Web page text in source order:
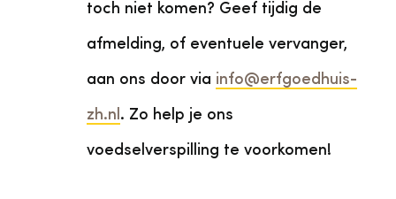
toch niet komen? Geef tijdig de
afmelding, of eventuele vervanger,
aan ons door via info@erfgoedhuis-
zh.nl . Zo help je ons
voedselverspilling te voorkomen!